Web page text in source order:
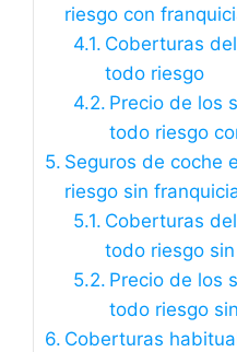
riesgo con
Coberturas
todo riesgo
Precio de los
todo riesgo
Seguros de coche
riesgo sin
Coberturas
todo riesgo
Precio de los
todo riesgo
Coberturas